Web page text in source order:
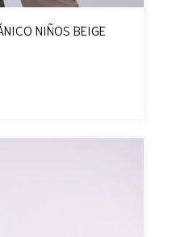
NIÑOS BEIGE